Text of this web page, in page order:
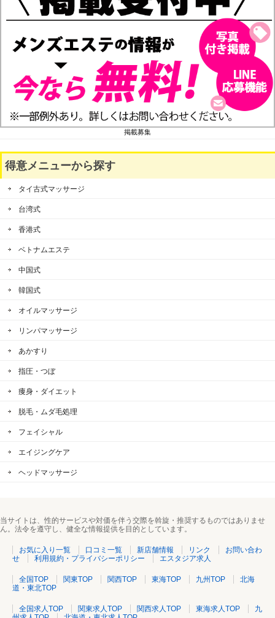
掲載募集
得意メニューから探す
タイ古式マッサージ
台湾式
香港式
ベトナムエステ
中国式
韓国式
オイルマッサージ
リンパマッサージ
あかすり
指圧・つぼ
痩身・ダイエット
脱毛・ムダ毛処理
フェイシャル
エイジングケア
ヘッドマッサージ
当サイトは、性的サービスや対価を伴う交際を斡旋・推奨するものではありませ
ん。法令を遵守し、健全な情報提供を目的としています。
お気に入り一覧 口コミ一覧 新店舗情報 リンク
お問い合わ
せ
利用規約・プライバシーポリシー エスタジア求人
全国TOP 関東TOP 関西TOP 東海TOP 九州TOP
北海
道・東北TOP
全国求人TOP 関東求人TOP 関西求人TOP 東海求人TOP
九